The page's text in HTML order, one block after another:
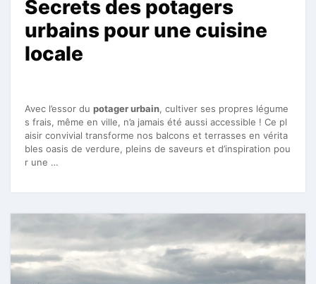
Secrets des potagers
urbains pour une cuisine
locale
Avec l’essor du potager urbain, cultiver ses propres légume
s frais, même en ville, n’a jamais été aussi accessible ! Ce pl
aisir convivial transforme nos balcons et terrasses en vérita
bles oasis de verdure, pleins de saveurs et d’inspiration pou
r une …